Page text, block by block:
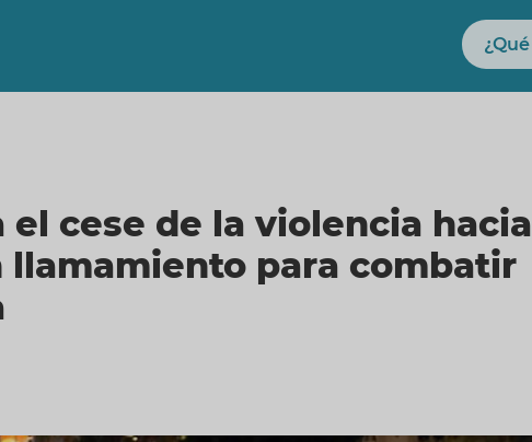
Buscar
cese de la violencia hacia
llamamiento para combatir